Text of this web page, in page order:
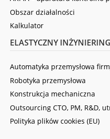
Obszar działalności
Kalkulator
ELASTYCZNY INŻYNIERING
Automatyka przemysłowa
Robotyka przemysłowa
Konstrukcja mechaniczna
Outsourcing CTO, PM, R&D,
Polityka plików cookies (EU)